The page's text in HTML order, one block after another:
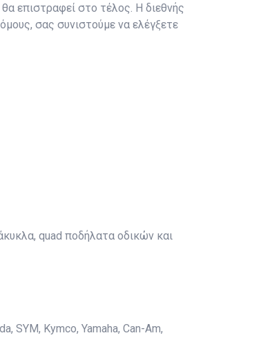
επιστραφεί στο τέλος. Η διεθνής
σας συνιστούμε να ελέγξετε
quad ποδήλατα οδικών και
SYM, Kymco, Yamaha, Can-Am,